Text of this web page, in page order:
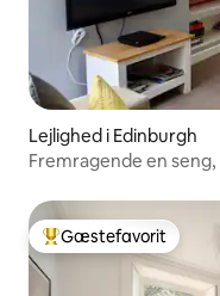
Lejlighed i Edinburgh
Fremragende en
Bedste gæstefavorit
Gæstefavorit